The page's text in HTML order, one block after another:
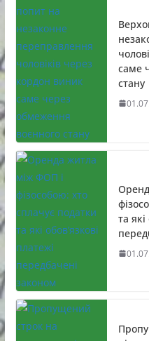
саме
стану
та які